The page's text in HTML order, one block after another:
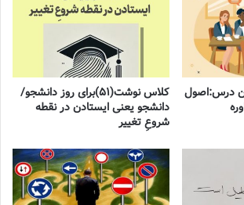
درس:اصول
کلاس نوشت(۵۱)برای روز دانشجو/
دانشجو یعنی ایستادن در نقطه
شروعِ تغییر